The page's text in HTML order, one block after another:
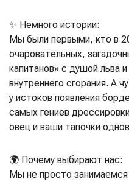
✨ Немного истории:
Мы были первыми, кто в
очаровательных,
капитанов» с душой льва
внутреннего сгорания. А
у истоков появления
самых гениев
овец и ваши тапочки
🌍 Почему выбирают нас:
Мы не просто